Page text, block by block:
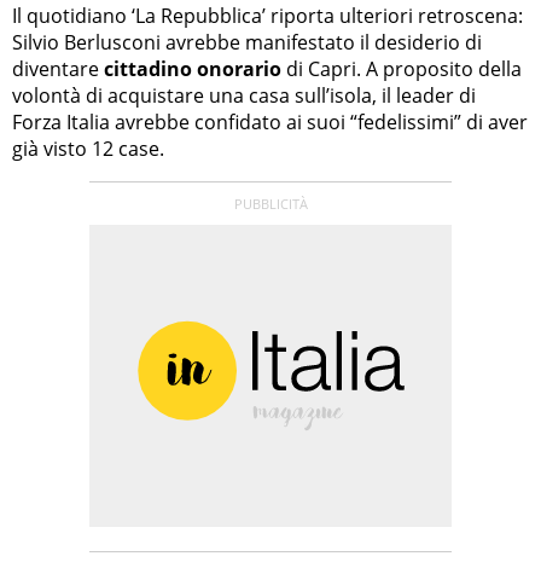
Il quotidiano ‘La Repubblica’ riporta ulteriori retroscena:
Silvio Berlusconi avrebbe manifestato il desiderio di
diventarecittadino onorario di Capri. A proposito della
volontà di acquistare una casa sull’isola, il leader di
Forza Italia avrebbe confidato ai suoi “fedelissimi” di aver
già visto 12 case.